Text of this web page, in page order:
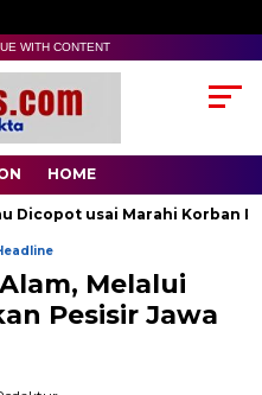
WITH CONTENT
HOME
usai Marahi Korban
Melalui
Pesisir Jawa